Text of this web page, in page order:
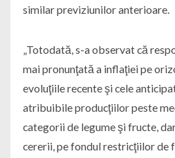
similar previziunilor anterioare.
„Totodată, s-a observat că
mai pronunţată a inflaţiei pe
evoluţiile recente şi cele
atribuibile producţiilor peste
categorii de legume şi fructe,
cererii, pe fondul restricţiilor de